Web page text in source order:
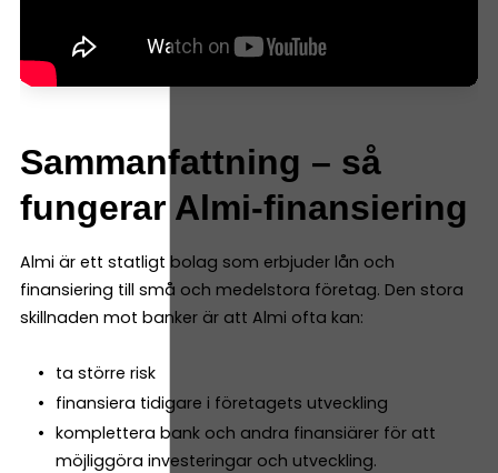
Sammanfattning – så
fungerar Almi-finansiering
Almi är ett statligt bolag som erbjuder lån och
finansiering till små och medelstora företag. Den stora
skillnaden mot banker är att Almi ofta kan:
ta större risk
finansiera tidigare i företagets utveckling
komplettera bank och andra finansiärer för att
möjliggöra investeringar och utveckling.